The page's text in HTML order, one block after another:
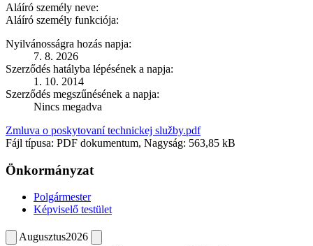
Aláíró személy neve:
Aláíró személy funkciója:
Nyilvánosságra hozás napja:
7. 8. 2026
Szerződés hatályba lépésének a napja:
1. 10. 2014
Szerződés megszűnésének a napja:
Nincs megadva
Zmluva o poskytovaní technickej služby.pdf
Fájl típusa: PDF dokumentum, Nagyság: 563,85 kB
Önkormányzat
Polgármester
Képviselő testület
Augusztus2026